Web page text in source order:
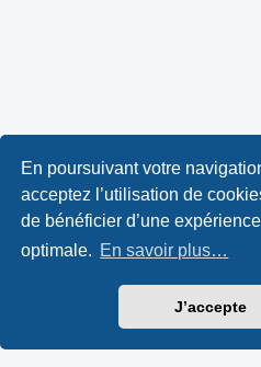
En poursuivant votre
acceptez l’utilisation de
de bénéficier d’une
optimale. En savoir plus…
J’accepte